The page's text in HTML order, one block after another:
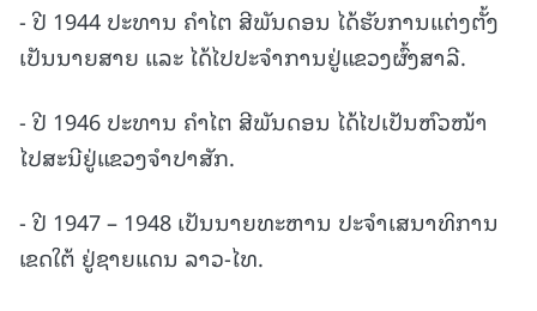
- ປີ 1944 ປະທານ ຄໍາໄຕ ສີພັນດອນ ໄດ້ຮັບການແຕ່ງຕັ້ງ
ເປັນນາຍສາຍ ແລະ ໄດ້ໄປປະຈໍາການຢູ່ແຂວງຜົ້ງສາລີ.
- ປີ 1946 ປະທານ ຄໍາໄຕ ສີພັນດອນ ໄດ້ໄປເປັນຫົວໜ້າ
ໄປສະນີຢູ່ແຂວງຈຳປາສັກ.
- ປີ 1947 – 1948 ເປັນນາຍທະຫານ ປະຈໍາເສນາທິການ
ເຂດໃຕ້ ຢູ່ຊາຍແດນ ລາວ-ໄທ.